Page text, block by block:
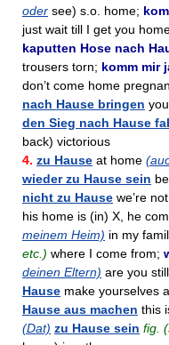
oder see) s.o. home;
just wait till I get you
kaputten Hose nach
trousers torn; komm mir
don’t come home
nach Hause bringen
den Sieg nach Hause
back) victorious
4. zu Hause at home
wieder zu Hause sein
nicht zu Hause we’re
his home is (in) X, he
meinem Heim) in my
etc.) where I come from;
deinen Eltern) are you
Hause make yourselves
Hause aus machen this
(Dat) zu Hause sein fig.